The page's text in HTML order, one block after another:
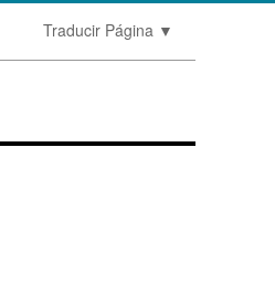
Traducir Página ▼